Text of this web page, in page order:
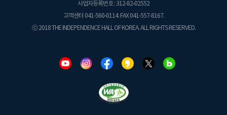
사업자등록번호 : 312-82-02552
고객센터 041-560-0114. FAX 041-557-8167.
ⓒ 2018 THE INDEPENDENCE HALL OF KOREA. ALL RIGHTS RESERVED.